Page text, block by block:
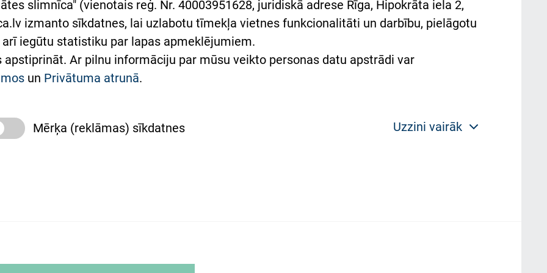
Ukrainai
Східної лікарні
з Україною
slimnīca" (vienotais reģ. Nr. 40003951628, juridiskā adrese Rīga, Hipokrāta iela 2,
izmanto sīkdatnes, lai uzlabotu tīmekļa vietnes funkcionalitāti un darbību, pielāgotu
iegūtu statistiku par lapas apmeklējumiem.
Ar pilnu informāciju par mūsu veikto personas datu apstrādi var
un Privātuma atrunā.
Mērķa (reklāmas) sīkdatnes Uzzini vairāk